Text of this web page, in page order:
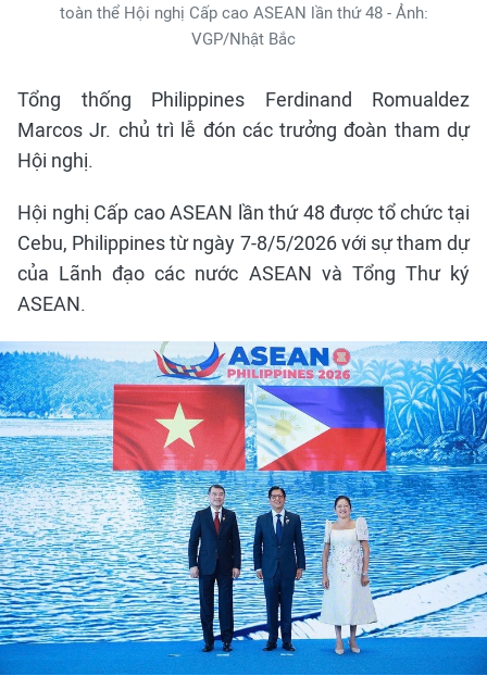
toàn thể Hội nghị Cấp cao ASEAN lần thứ 48 - Ảnh:
VGP/Nhật Bắc
Tổng thống Philippines Ferdinand Romualdez
Marcos Jr. chủ trì lễ đón các trưởng đoàn tham dự
Hội nghị.
Hội nghị Cấp cao ASEAN lần thứ 48 được tổ chức tại
Cebu, Philippines từ ngày 7-8/5/2026 với sự tham dự
của Lãnh đạo các nước ASEAN và Tổng Thư ký
ASEAN.